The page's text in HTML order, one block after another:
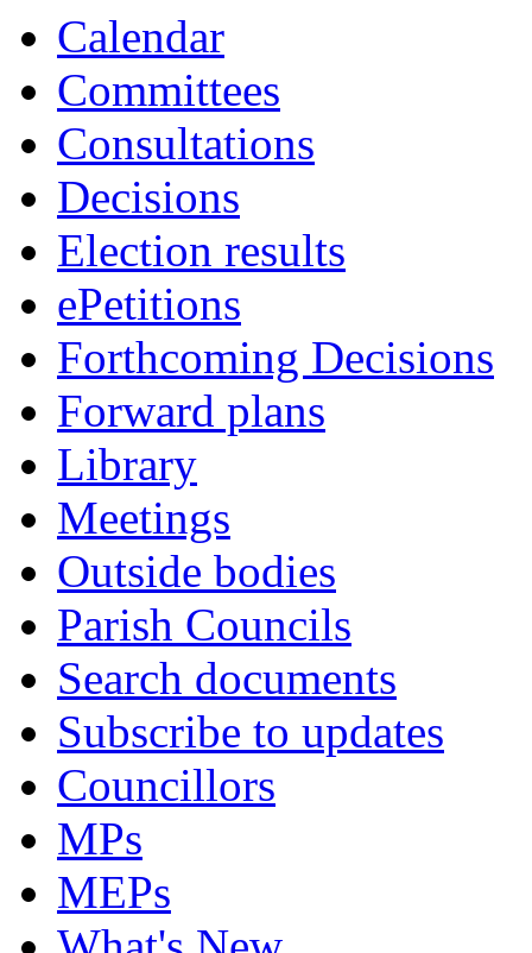
Calendar
Committees
Consultations
Decisions
Election results
ePetitions
Forthcoming Decisions
Forward plans
Library
Meetings
Outside bodies
Parish Councils
Search documents
Subscribe to updates
Councillors
MPs
MEPs